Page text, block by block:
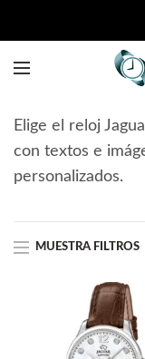
Elige el reloj
con textos e
personalizados.
MUESTRA FILTROS